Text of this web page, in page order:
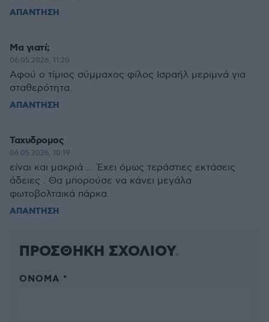
ΑΠΑΝΤΗΣΗ
Μα γιατί;
06.05.2026, 11:20
Αφού ο τίμιος σύμμαχος φίλος Ισραήλ μεριμνά για
σταθερότητα.
ΑΠΑΝΤΗΣΗ
Ταχυδρομος
06.05.2026, 10:19
είναι και μακριά ... Έχει όμως τεράστιες εκτάσεις
άδειες . Θα μπορούσε να κάνει μεγάλα
φωτοβολταικά πάρκα.
ΑΠΑΝΤΗΣΗ
ΠΡΟΣΘΗΚΗ ΣΧΟΛΙΟΥ
ΌΝΟΜΑ *